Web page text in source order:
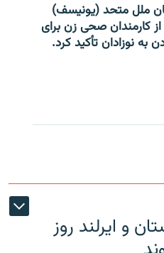
ملل متحد (یونیسف)
کارمندان صحی زن برای
به نوزادان تأکید کرد.
و ایرلند روز